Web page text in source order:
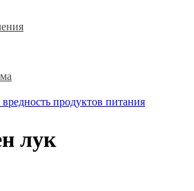
продуктов питания
лук